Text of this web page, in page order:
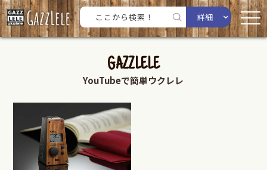
詳細
GAZZLELE
YouTubeで簡単ウクレレ